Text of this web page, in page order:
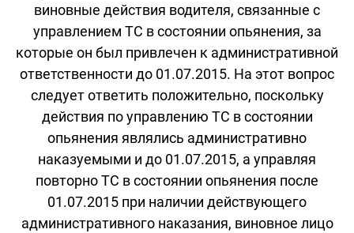
виновные действия водителя, связанные с
управлением ТС в состоянии опьянения, за
которые он был привлечен к административной
ответственности до 01.07.2015. На этот вопрос
следует ответить положительно, поскольку
действия по управлению ТС в состоянии
опьянения являлись административно
наказуемыми и до 01.07.2015, а управляя
повторно ТС в состоянии опьянения после
01.07.2015 при наличии действующего
административного наказания, виновное лицо